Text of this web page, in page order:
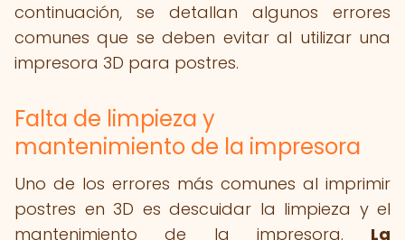
continuación, se detallan algunos errores
comunes que se deben evitar al utilizar una
impresora 3D para postres.
Falta de limpieza y
mantenimiento de la impresora
Uno de los errores más comunes al imprimir
postres en 3D es descuidar la limpieza y el
mantenimiento de la impresora. La